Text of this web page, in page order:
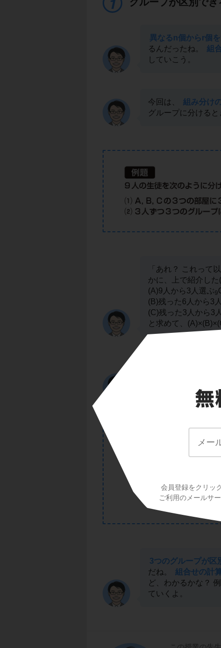
会員登録をクリッ
ご利用のメールサ
グループが区別で
異なるn個からr個
るんだったね。
組
していこう。
今回は、
組み分け
グループに分ける
「あれ？ これって
かに、上で紹介し
(A)9人から3人選ぶ9
(B)残った6人から3
(C)残った3人から3
と求めて、
てしまうんだ。解
3つのグループが区
だね。
組合せの計
ど、わかるかな？
ていくよ。